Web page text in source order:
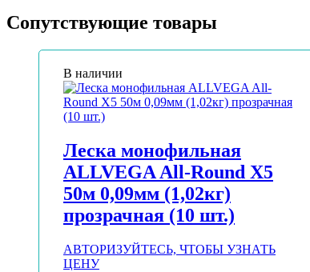
Сопутствующие товары
В наличии
Леска монофильная
ALLVEGA All-Round Х5
50м 0,09мм (1,02кг)
прозрачная (10 шт.)
АВТОРИЗУЙТЕСЬ, ЧТОБЫ УЗНАТЬ
ЦЕНУ